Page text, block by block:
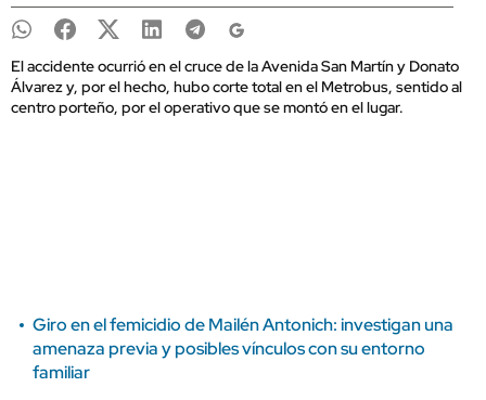
El accidente ocurrió en el cruce de la Avenida San Martín y Donato
Álvarez y, por el hecho, hubo corte total en el Metrobus, sentido al
centro porteño, por el operativo que se montó en el lugar.
Giro en el femicidio de Mailén Antonich: investigan una
amenaza previa y posibles vínculos con su entorno
familiar